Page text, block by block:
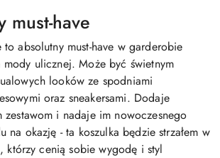
must-have
to absolutny must-have w garderobie
mody ulicznej. Może być świetnym
looków ze spodniami
oraz sneakersami. Dodaje
zestawom i nadaje im nowoczesnego
na okazję - ta koszulka będzie strzałem w
którzy cenią sobie wygodę i styl